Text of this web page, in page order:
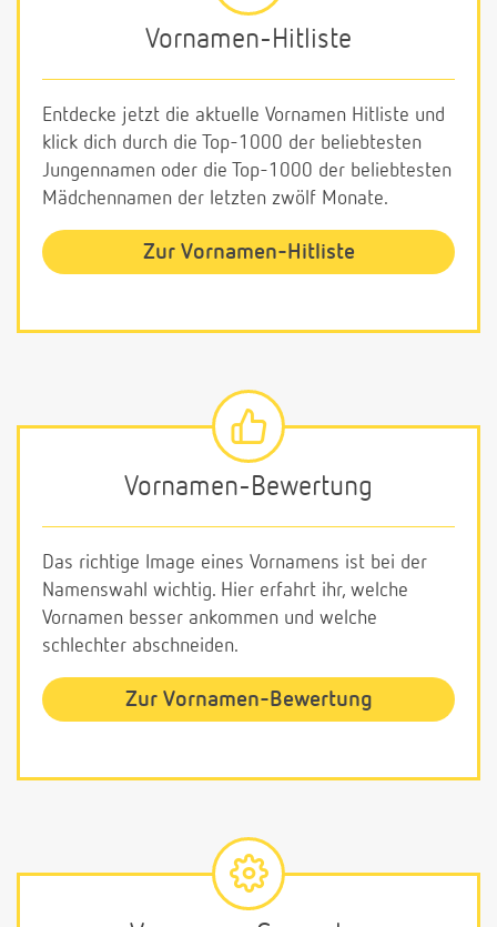
Vornamen-Hitliste
Entdecke jetzt die aktuelle Vornamen Hitliste und
klick dich durch die Top-1000 der beliebtesten
Jungennamen oder die Top-1000 der beliebtesten
Mädchennamen der letzten zwölf Monate.
Zur Vornamen-Hitliste
Vornamen-Bewertung
Das richtige Image eines Vornamens ist bei der
Namenswahl wichtig. Hier erfahrt ihr, welche
Vornamen besser ankommen und welche
schlechter abschneiden.
Zur Vornamen-Bewertung